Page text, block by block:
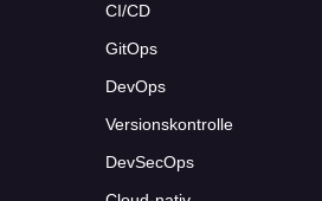
CI/CD
GitOps
DevOps
Versionskontrolle
DevSecOps